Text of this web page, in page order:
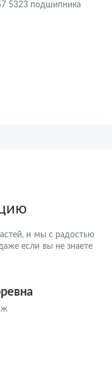
5323 подшипника
и мы с радостью
если вы не знаете